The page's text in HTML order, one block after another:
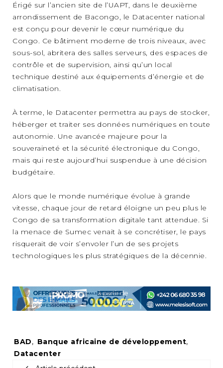
Érigé sur l’ancien site de l’UAPT, dans le deuxième
arrondissement de Bacongo, le Datacenter national
est conçu pour devenir le cœur numérique du
Congo. Ce bâtiment moderne de trois niveaux, avec
sous-sol, abritera des salles serveurs, des espaces de
contrôle et de supervision, ainsi qu’un local
technique destiné aux équipements d’énergie et de
climatisation.
À terme, le Datacenter permettra au pays de stocker,
héberger et traiter ses données numériques en toute
autonomie. Une avancée majeure pour la
souveraineté et la sécurité électronique du Congo,
mais qui reste aujourd’hui suspendue à une décision
budgétaire.
Alors que le monde numérique évolue à grande
vitesse, chaque jour de retard éloigne un peu plus le
Congo de sa transformation digitale tant attendue. Si
la menace de Sumec venait à se concrétiser, le pays
risquerait de voir s’envoler l’un de ses projets
technologiques les plus stratégiques de la décennie.
Tags:
BAD, Banque africaine de développement,
Datacenter